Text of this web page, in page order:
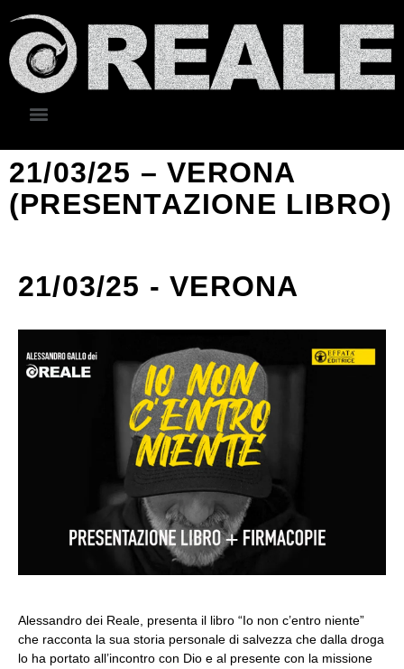
21/03/25 – VERONA
(PRESENTAZIONE LIBRO)
21/03/25 - VERONA
Alessandro dei Reale, presenta il libro “Io non c’entro niente”
che racconta la sua storia personale di salvezza che dalla droga
lo ha portato all’incontro con Dio e al presente con la missione